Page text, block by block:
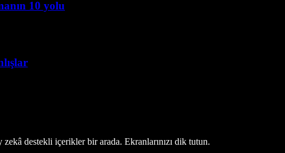
10 yolu
destekli içerikler bir arada. Ekranlarınızı dik tutun.